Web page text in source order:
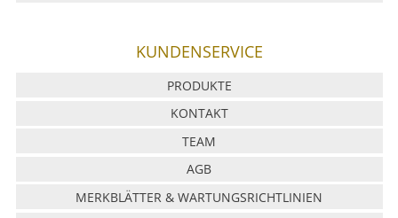
KUNDENSERVICE
PRODUKTE
KONTAKT
TEAM
AGB
MERKBLÄTTER & WARTUNGSRICHTLINIEN